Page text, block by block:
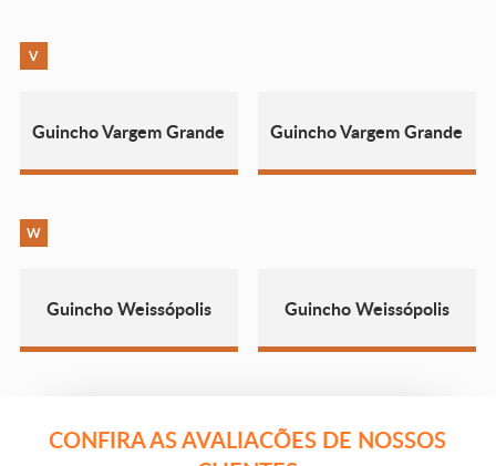
V
Guincho Vargem Grande Guincho Vargem Grande
W
Guincho Weissópolis Guincho Weissópolis
CONFIRA AS AVALIACÕES DE NOSSOS